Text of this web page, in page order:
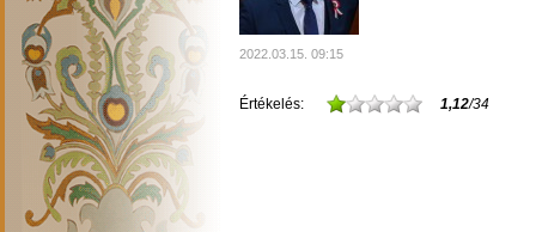
2022.03.15. 09:15
Értékelés: 1,12/34